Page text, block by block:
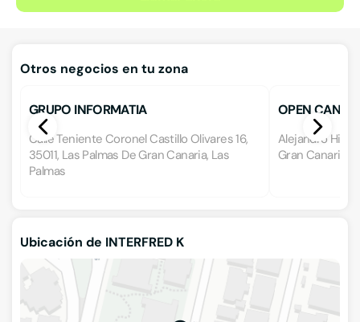
Otros negocios en tu zona
GRUPO INFORMATIA
Calle Teniente Coronel Castillo Olivares 16,
35011, Las Palmas De Gran Canaria, Las
Palmas
OPEN
Alejandro
Gran Canaria,
Ubicación de INTERFRED K